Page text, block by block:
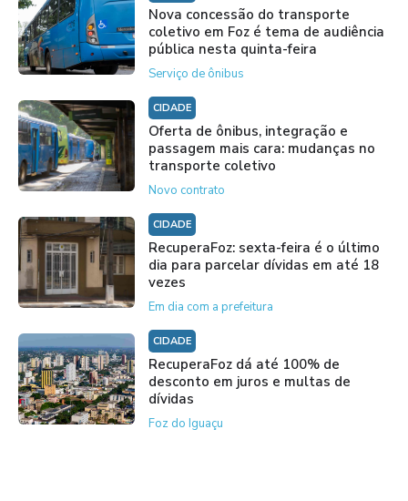
Nova concessão do transporte
coletivo em Foz é tema de audiência
pública nesta quinta-feira
Serviço de ônibus
CIDADE
Oferta de ônibus, integração e
passagem mais cara: mudanças no
transporte coletivo
Novo contrato
CIDADE
RecuperaFoz: sexta-feira é o último
dia para parcelar dívidas em até 18
vezes
Em dia com a prefeitura
CIDADE
RecuperaFoz dá até 100% de
desconto em juros e multas de
dívidas
Foz do Iguaçu